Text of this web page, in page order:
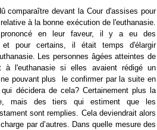
comparaître devant la Cour d'assises pour
à la bonne exécution de l'euthanasie.
en leur faveur, il y a eu des
pour certains, il était temps d'élargir
Les personnes âgées atteintes de
à l'euthanasie si elles avaient rédigé un
pouvant plus le confirmer par la suite en
décidera de cela? Certainement plus la
mais des tiers qui estiment que les
sont remplies. Cela deviendrait alors
par d’autres. Dans quelle mesure des